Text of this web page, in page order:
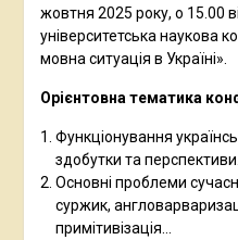
жовтня 2025 року, о 15.00
університетська наукова
мовна ситуація в Україні».
Орієнтовна тематика
Функціонування
здобутки та перспективи.
Основні проблеми
суржик,
примітивізація…